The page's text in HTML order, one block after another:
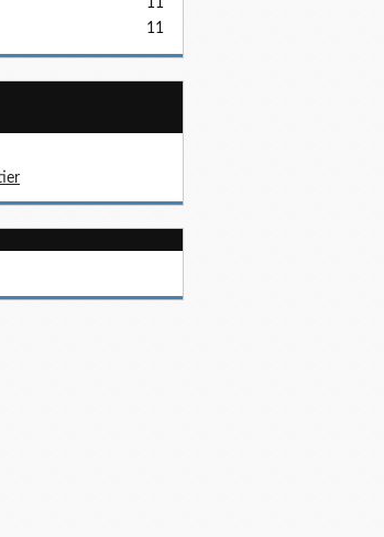
11
11